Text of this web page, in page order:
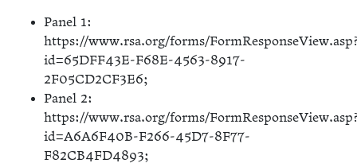
Panel 1:
https://www.rsa.org/forms/
id=65DFF43E-F68E-4563-8917-
2F05CD2CF3E6;
Panel 2:
https://www.rsa.org/forms/
id=A6A6F40B-F266-45D7-8F77-
F82CB4FD4893;